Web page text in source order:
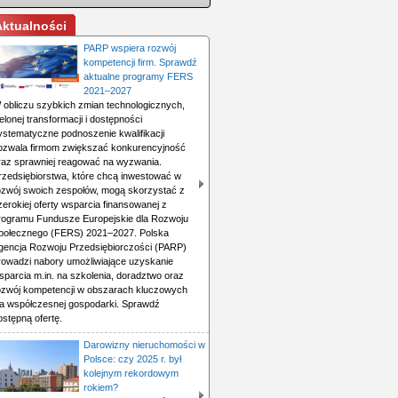
PARP wspiera rozwój
kompetencji firm. Sprawdź
aktualne programy FERS
2021–2027
obliczu szybkich zmian technologicznych,
transformacji i dostępności
podnoszenie kwalifikacji
firmom zwiększać konkurencyjność
sprawniej reagować na wyzwania.
które chcą inwestować w
swoich zespołów, mogą skorzystać z
oferty wsparcia finansowanej z
Fundusze Europejskie dla Rozwoju
(FERS) 2021–2027. Polska
Rozwoju Przedsiębiorczości (PARP)
nabory umożliwiające uzyskanie
m.in. na szkolenia, doradztwo oraz
kompetencji w obszarach kluczowych
współczesnej gospodarki. Sprawdź
ofertę.
Darowizny nieruchomości w
Polsce: czy 2025 r. był
kolejnym rekordowym
rokiem?